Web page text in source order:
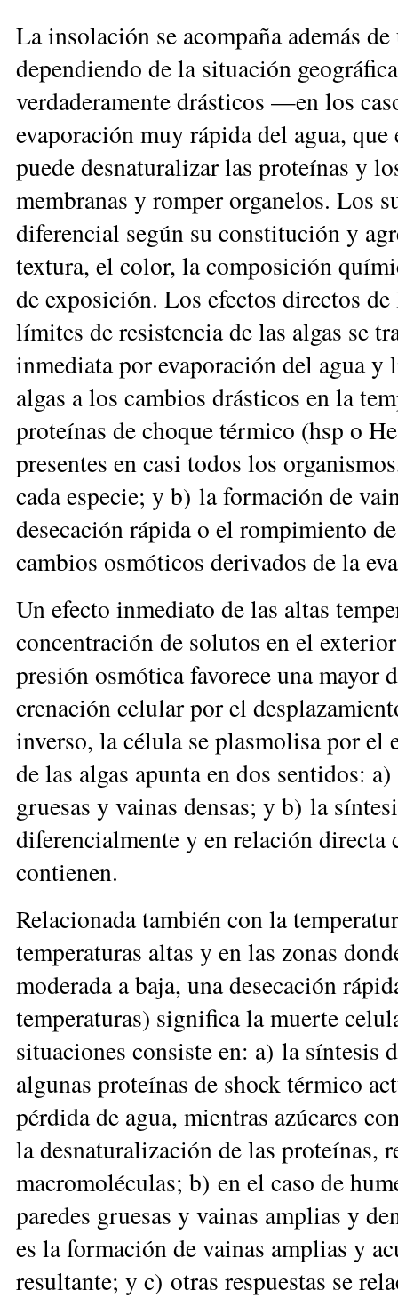
La insolación se acompaña además
dependiendo de la situación
verdaderamente drásticos —en los
evaporación muy rápida del agua,
puede desnaturalizar las proteínas y
membranas y romper organelos. Los
diferencial según su constitución y
textura, el color, la composición
de exposición. Los efectos directos
límites de resistencia de las algas se
inmediata por evaporación del agua y
algas a los cambios drásticos en la
proteínas de choque térmico (hsp o
presentes en casi todos los
cada especie; y b) la formación de
desecación rápida o el rompimiento
cambios osmóticos derivados de la
Un efecto inmediato de las altas
concentración de solutos en el
presión osmótica favorece una mayor
crenación celular por el
inverso, la célula se plasmolisa por el
de las algas apunta en dos sentidos:
gruesas y vainas densas; y b) la
diferencialmente y en relación directa
contienen.
Relacionada también con la
temperaturas altas y en las zonas don
moderada a baja, una desecación
temperaturas) significa la muerte
situaciones consiste en: a) la síntesis
algunas proteínas de shock térmico
pérdida de agua, mientras azúcares
la desnaturalización de las proteínas,
macromoléculas; b) en el caso de
paredes gruesas y vainas amplias y
es la formación de vainas amplias y
resultante; y c) otras respuestas se